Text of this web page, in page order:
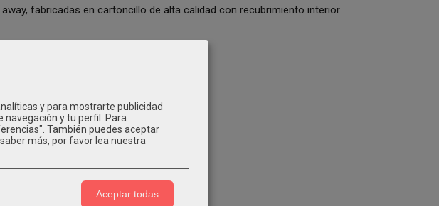
fabricadas en cartoncillo de alta calidad con recubrimiento interior
su reciclaje.
y para mostrarte publicidad
y tu perfil. Para
También puedes aceptar
más, por favor lea nuestra
Aceptar todas